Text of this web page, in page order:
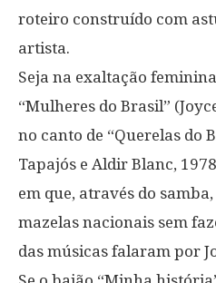
roteiro construído com
artista.
Seja na exaltação
“Mulheres do Brasil”
no canto de “Querelas do
Tapajós e Aldir Blanc,
em que, através do
mazelas nacionais sem
das músicas falaram por